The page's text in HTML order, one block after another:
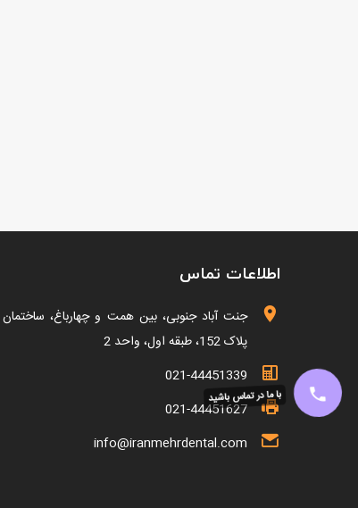
اطلاعات تماس
جنت آباد جنوبی، بین همت و چهارباغ،
پلاک 152، طبقه اول، واحد 2
021-44451339
021-44451627
info@iranmehrdental.com
با ما در تماس باشید